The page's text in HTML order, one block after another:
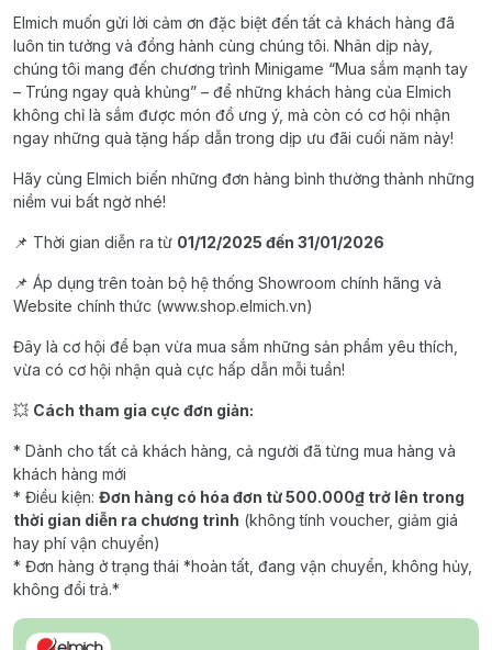
Elmich muốn gửi lời cảm ơn đặc biệt đến tất cả khách hàng đã
luôn tin tưởng và đồng hành cùng chúng tôi. Nhân dịp này,
chúng tôi mang đến chương trình Minigame “Mua sắm mạnh tay
– Trúng ngay quà khủng” – để những khách hàng của Elmich
không chỉ là sắm được món đồ ưng ý, mà còn có cơ hội nhận
ngay những quà tặng hấp dẫn trong dịp ưu đãi cuối năm này!
Hãy cùng Elmich biến những đơn hàng bình thường thành những
niềm vui bất ngờ nhé!
📌 Thời gian diễn ra từ 01/12/2025 đến 31/01/2026
📌 Áp dụng trên toàn bộ hệ thống Showroom chính hãng và
Website chính thức (www.shop.elmich.vn)
Đây là cơ hội để bạn vừa mua sắm những sản phẩm yêu thích,
vừa có cơ hội nhận quà cực hấp dẫn mỗi tuần!
💥 Cách tham gia cực đơn giản:
* Dành cho tất cả khách hàng, cả người đã từng mua hàng và
khách hàng mới
* Điều kiện: Đơn hàng có hóa đơn từ 500.000₫ trở lên trong
thời gian diễn ra chương trình (không tính voucher, giảm giá
hay phí vận chuyển)
* Đơn hàng ở trạng thái *hoàn tất, đang vận chuyển, không hủy,
không đổi trả.*